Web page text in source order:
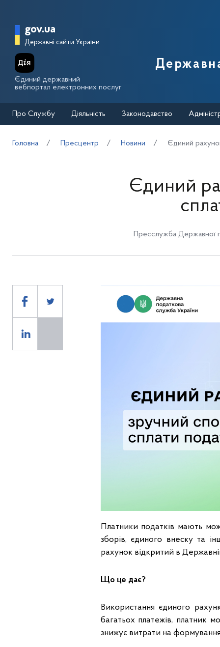
Головна сторінка Державної
gov.ua
Державні сайти України
Єдиний державний
вебпортал електронних послуг
Про Службу Діяльність Законодавство
Головна Пресцентр Новини Єдиний
Єдиний
Пресслужба Державної
Платники податків мають
зборів, єдиного внеску та
рахунок відкритий в
Що це дає?
Використання єдиного
багатьох платежів, платник
знижує витрати на